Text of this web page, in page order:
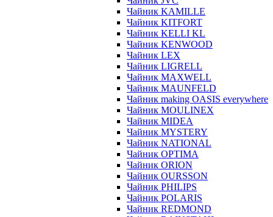
Чайник KAMILLE
Чайник KITFORT
Чайник KELLI KL
Чайник KENWOOD
Чайник LEX
Чайник LIGRELL
Чайник MAXWELL
Чайник MAUNFELD
Чайник making OASIS everywhere
Чайник MOULINEX
Чайник MIDEA
Чайник MYSTERY
Чайник NATIONAL
Чайник OPTIMA
Чайник ORION
Чайник OURSSON
Чайник PHILIPS
Чайник POLARIS
Чайник REDMOND